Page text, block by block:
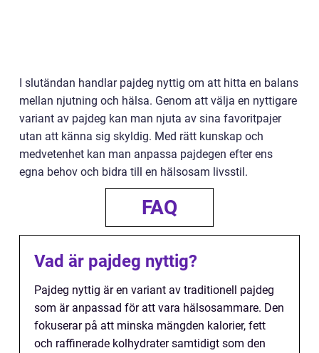
I slutändan handlar pajdeg nyttig om att hitta en balans
mellan njutning och hälsa. Genom att välja en nyttigare
variant av pajdeg kan man njuta av sina favoritpajer
utan att känna sig skyldig. Med rätt kunskap och
medvetenhet kan man anpassa pajdegen efter ens
egna behov och bidra till en hälsosam livsstil.
FAQ
Vad är pajdeg nyttig?
Pajdeg nyttig är en variant av traditionell pajdeg
som är anpassad för att vara hälsosammare. Den
fokuserar på att minska mängden kalorier, fett
och raffinerade kolhydrater samtidigt som den